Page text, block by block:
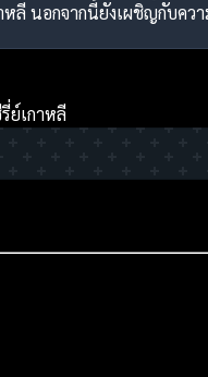
หลี นอกจากนี้ยังเผชิญกับค
ย์เกาหลี